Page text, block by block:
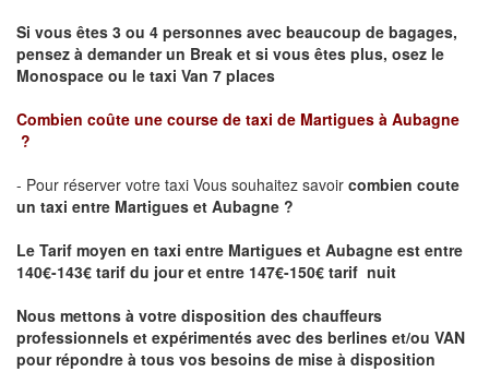
Si vous êtes 3 ou 4 personnes avec beaucoup de bagages,
pensez à demander un Break et si vous êtes plus, osez le
Monospace ou le taxi Van 7 places
Combien coûte une course de taxi de Martigues à Aubagne
?
- Pour réserver votre taxi Vous souhaitez savoir combien coute
un taxi entre Martigues et Aubagne ?
Le Tarif moyen en taxi entre Martigues et Aubagne est entre
140€-143€ tarif du jour et entre 147€-150€ tarif nuit
Nous mettons à votre disposition des chauffeurs
professionnels et expérimentés avec des berlines et/ou VAN
pour répondre à tous vos besoins de mise à disposition